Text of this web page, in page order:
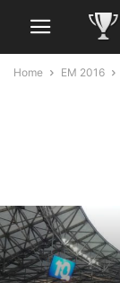
Home EM 2016